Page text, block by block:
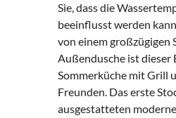
Sie, dass die
beeinflusst werden
von einem großzügigen
Außendusche ist dieser
Sommerküche mit Grill
Freunden. Das erste
ausgestatteten